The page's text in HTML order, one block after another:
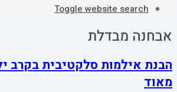
Toggle website search
אבחנה מבדלת
הבנת אילמות סלקטיבית בקרב
מאוד